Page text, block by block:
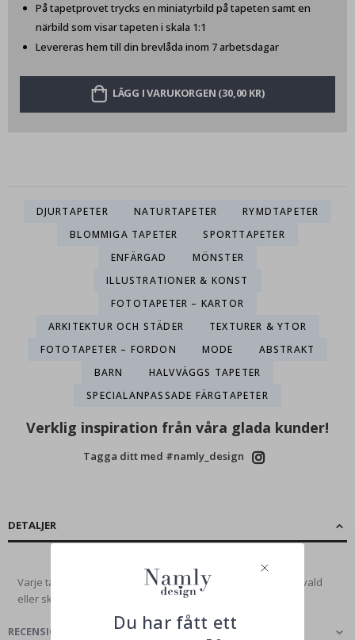
På tapetprovet trycks en miniatyrbild på tapeten samt en
närbild som visar tapeten i skala 1:1
Levereras hem till din brevlåda inom 7 arbetsdagar
LÄGG I VARUKORGEN (30,00 KR)
DJURTAPETER NATURTAPETER
RYMDTAPETER
BLOMMIGA TAPETER
SPORTTAPETER
ENFÄRGAD
MÖNSTER
ILLUSTRATIONER & KONST
FOTOTAPETER – KARTOR
ARKITEKTUR OCH STÄDER
TEXTURER & YTOR
FOTOTAPETER – FORDON
MODE
ABSTRAKT
BARN
HALVVÄGGS TAPETER
SPECIALANPASSADE FÄRGTAPETER
Verklig inspiration från våra glada kunder!
Tagga ditt med #namly_design
DETALJER
Varje tapetmönster är en konstnärlig skapelse, noggrant utvald
eller skapad av vårt eget...
Läs mer
RECENSIONER Du har fått ett